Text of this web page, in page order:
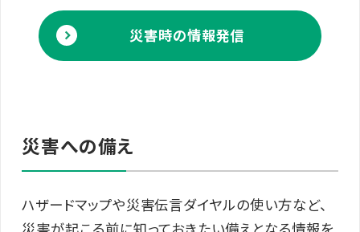
災害時の情報発信
災害への備え
ハザードマップや災害伝言ダイヤルの使い方など、